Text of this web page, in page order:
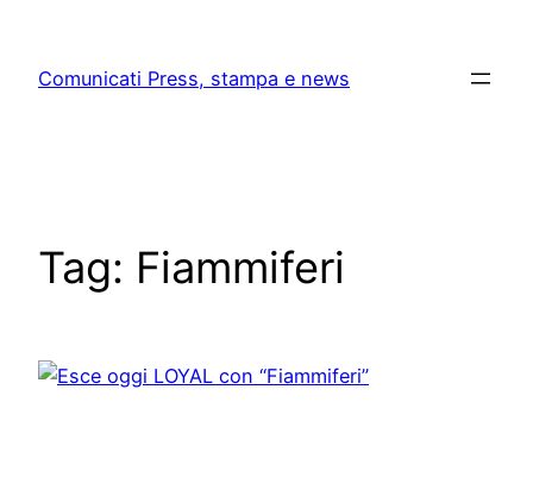
content
Comunicati Press, stampa e news
Tag: Fiammiferi